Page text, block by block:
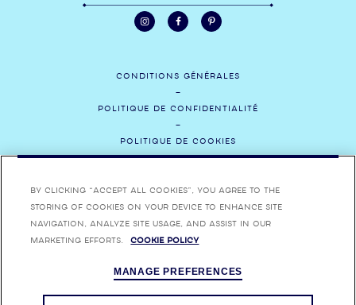
CONDITIONS GÉNÉRALES
POLITIQUE DE CONFIDENTIALITÉ
POLITIQUE DE COOKIES
MÉDIAS
RECRUTEMENT
By clicking “Accept All Cookies”, you agree to the
storing of cookies on your device to enhance site
navigation, analyze site usage, and assist in our
marketing efforts.
Cookie Policy
MANAGE PREFERENCES